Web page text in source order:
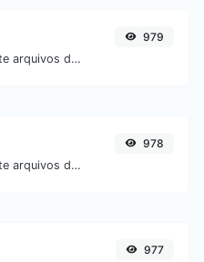
Converta facilmente arquivos de imagem BMP para ICO.
979
Converta facilmente arquivos de imagem BMP para JPG.
978
977